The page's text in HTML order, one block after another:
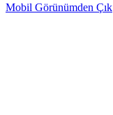
Mobil Görünümden Çık